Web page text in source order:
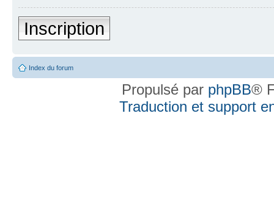
Inscription
Index du forum
Propulsé par phpBB®
Traduction et support